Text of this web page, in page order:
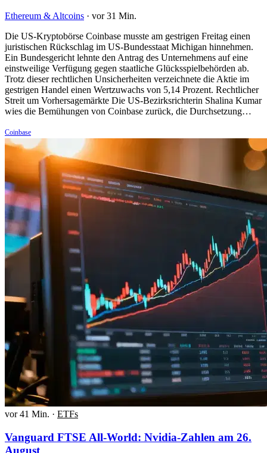
Ethereum & Altcoins · vor 31 Min.
Die US-Kryptobörse Coinbase musste am gestrigen Freitag einen
juristischen Rückschlag im US-Bundesstaat Michigan hinnehmen.
Ein Bundesgericht lehnte den Antrag des Unternehmens auf eine
einstweilige Verfügung gegen staatliche Glücksspielbehörden ab.
Trotz dieser rechtlichen Unsicherheiten verzeichnete die Aktie im
gestrigen Handel einen Wertzuwachs von 5,14 Prozent. Rechtlicher
Streit um Vorhersagemärkte Die US-Bezirksrichterin Shalina Kumar
wies die Bemühungen von Coinbase zurück, die Durchsetzung…
Coinbase
vor 41 Min. · ETFs
Vanguard FTSE All-World: Nvidia-Zahlen am 26.
August